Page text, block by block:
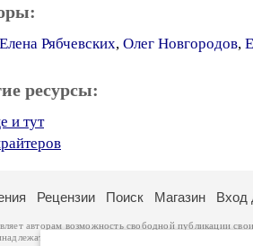
Елена Рябчевских, Олег Новгородов,
ресурсы:
и тут
Рецензии Поиск Магазин Вход
авторам возможность свободной публикации
авторам и охраняются
.